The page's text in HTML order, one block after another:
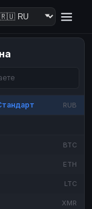
RUB
BTC
ETH
LTC
XMR